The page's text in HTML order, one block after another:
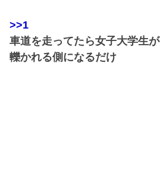
>>1
車道を走ってたら女子大学生が
轢かれる側になるだけ